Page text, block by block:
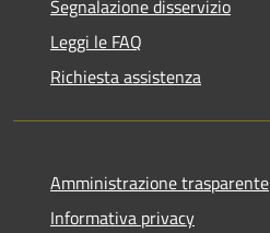
Segnalazione disservizio
Leggi le FAQ
Richiesta assistenza
Amministrazione trasparente
Informativa privacy